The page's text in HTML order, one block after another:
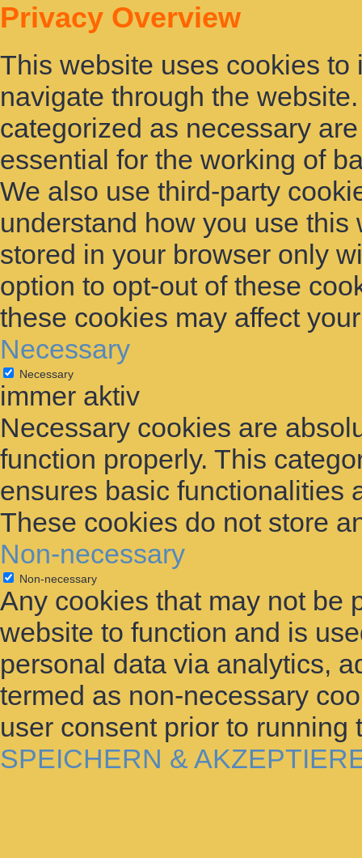
Privacy Overview
This website uses cookies
navigate through the
categorized as necessary
essential for the working of
We also use third-party
understand how you use
stored in your browser only
option to opt-out of these
these cookies may affect
Necessary
Necessary
immer aktiv
Necessary cookies are
function properly. This
ensures basic functionalities
These cookies do not store
Non-necessary
Non-necessary
Any cookies that may not be
website to function and is
personal data via analytics,
termed as non-necessary
user consent prior to
SPEICHERN &